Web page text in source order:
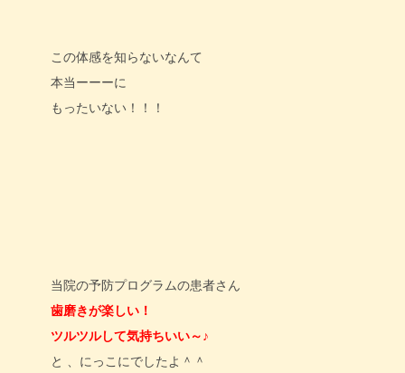
この体感を知らないなんて
本当ーーーに
もったいない！！！
当院の予防プログラムの患者さん
歯磨きが楽しい！
ツルツルして気持ちいい～♪
と 、にっこにでしたよ＾＾